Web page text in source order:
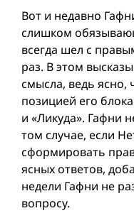
Вот и недавно
слишком
всегда шел с
раз. В этом
смысла, ведь ясно,
позицией его
и «Ликуда». Гафни
том случае, если
сформировать
ясных ответов,
недели Гафни не
вопросу.